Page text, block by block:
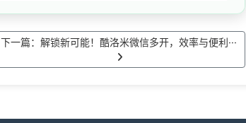
下一篇：解锁新可能！酷洛米微信多开，效率与便利···